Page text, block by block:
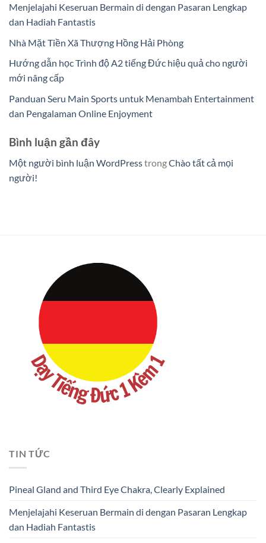
Menjelajahi Keseruan Bermain di dengan Pasaran Lengkap
dan Hadiah Fantastis
Nhà Mặt Tiền Xã Thượng Hồng Hải Phòng
Hướng dẫn học Trình độ A2 tiếng Đức hiệu quả cho người
mới nâng cấp
Panduan Seru Main Sports untuk Menambah Entertainment
dan Pengalaman Online Enjoyment
Bình luận gần đây
Một người bình luận WordPresstrongChào tất cả mọi
người!
TIN TỨC
Pineal Gland and Third Eye Chakra, Clearly Explained
Menjelajahi Keseruan Bermain di dengan Pasaran Lengkap
dan Hadiah Fantastis